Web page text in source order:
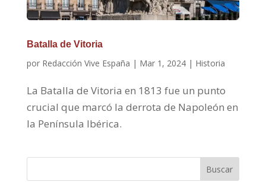
Batalla de Vitoria
por Redacción Vive España | Mar 1, 2024| Historia
La Batalla de Vitoria en 1813 fue un punto
crucial que marcó la derrota de Napoleón en
la Península Ibérica.
Buscar